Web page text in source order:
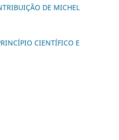
DE MICHEL
CIENTÍFICO E